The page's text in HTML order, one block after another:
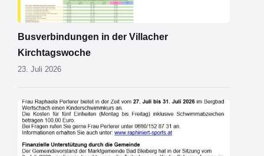
Busverbindungen in der Villacher
Kirchtagswoche
23. Juli 2026
Schwimmkurs
2026.jpg